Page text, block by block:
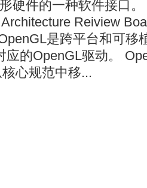
硬件的一种软件接口
Reiview
是跨平台和可移
应的OpenGL驱动。
心规范中移...